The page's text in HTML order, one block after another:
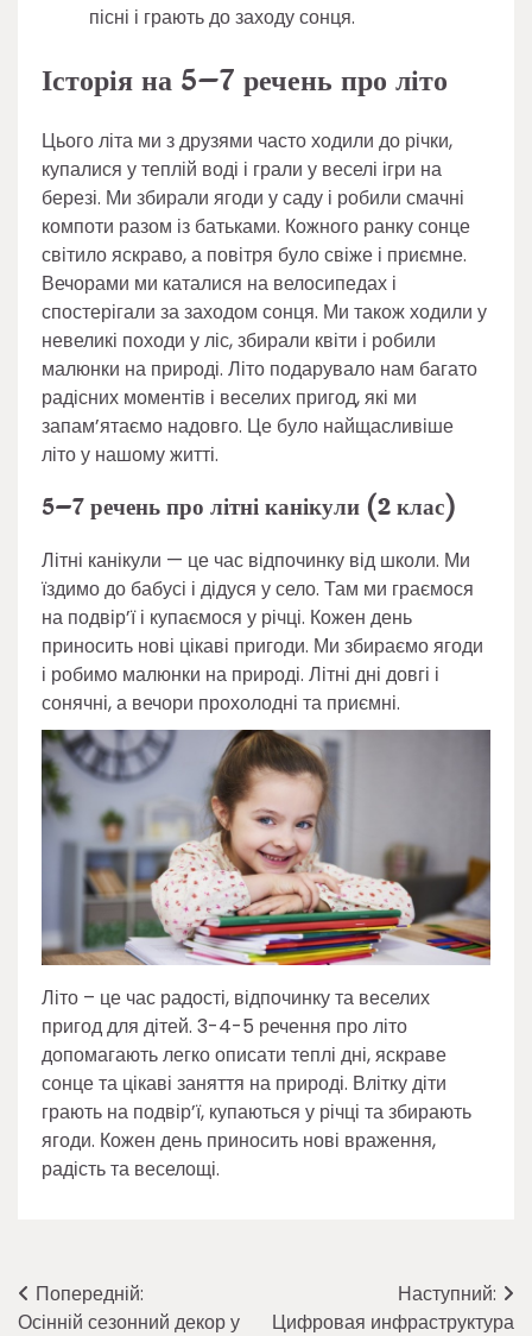
пісні і грають до заходу сонця.
Історія на 5–7 речень про літо
Цього літа ми з друзями часто ходили до річки,
купалися у теплій воді і грали у веселі ігри на
березі. Ми збирали ягоди у саду і робили смачні
компоти разом із батьками. Кожного ранку сонце
світило яскраво, а повітря було свіже і приємне.
Вечорами ми каталися на велосипедах і
спостерігали за заходом сонця. Ми також ходили у
невеликі походи у ліс, збирали квіти і робили
малюнки на природі. Літо подарувало нам багато
радісних моментів і веселих пригод, які ми
запам’ятаємо надовго. Це було найщасливіше
літо у нашому житті.
5–7 речень про літні канікули (2 клас)
Літні канікули — це час відпочинку від школи. Ми
їздимо до бабусі і дідуся у село. Там ми граємося
на подвір’ї і купаємося у річці. Кожен день
приносить нові цікаві пригоди. Ми збираємо ягоди
і робимо малюнки на природі. Літні дні довгі і
сонячні, а вечори прохолодні та приємні.
Літо – це час радості, відпочинку та веселих
пригод для дітей. 3-4-5 речення про літо
допомагають легко описати теплі дні, яскраве
сонце та цікаві заняття на природі. Влітку діти
грають на подвір’ї, купаються у річці та збирають
ягоди. Кожен день приносить нові враження,
радість та веселощі.
Навігація
Попередній:
Осінній сезонний декор у
Наступний:
Цифровая инфраструктура